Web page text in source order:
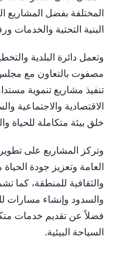
المختلفة بفضل المشاريع
البنية التحتية والخدمات
وتعمل دائرة البلدية
مصفوت بالتعاون مع مجلس
تنفيذ مشاريع تنموية
الاقتصادية والاجتماعية
خلق بيئة متكاملة للحياة
وتركز المشاريع على تطوير
العامة وتعزيز جودة
والثقافية للمنطقة،
والسدود وإنشاء مسارات
فضلاً عن تقديم خدمات
السياحة البيئية.